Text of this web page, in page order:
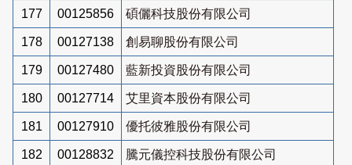
177 00125856 碩儷科技股份有限公司
178 00127138 創易聊股份有限公司
179 00127480 藍新投資股份有限公司
180 00127714 艾里資本股份有限公司
181 00127910 優托彼雅股份有限公司
182 00128832 騰元儀控科技股份有限公司